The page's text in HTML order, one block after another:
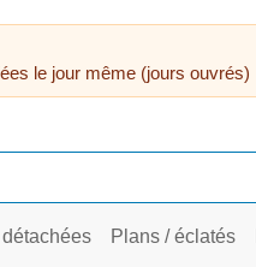
le jour même (jours ouvrés)
Plans / éclatés